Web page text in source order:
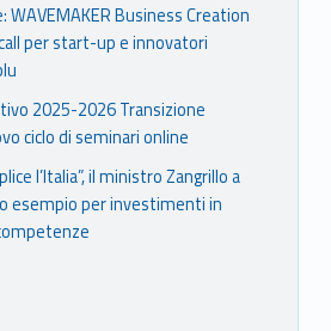
WAVEMAKER Business Creation
per start-up e innovatori
2025-2026 Transizione
ciclo di seminari online
l’Italia”, il ministro Zangrillo a
esempio per investimenti in